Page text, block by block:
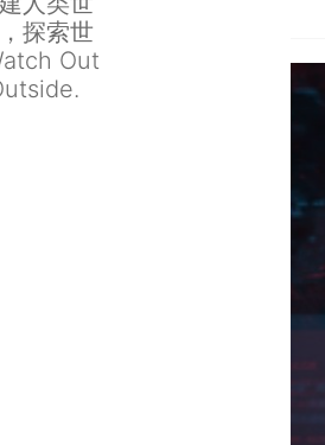
探索世
Out